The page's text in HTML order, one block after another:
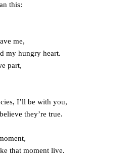
this:
me,
my hungry heart.
part,
I’ll be with you,
they’re true.
that moment live.